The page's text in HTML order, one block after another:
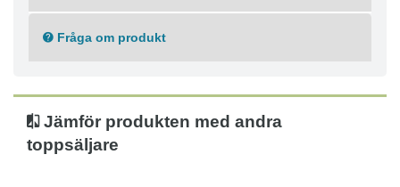
slitstyrkan.
Fråga om produkt
Jämför produkten med andra
toppsäljare